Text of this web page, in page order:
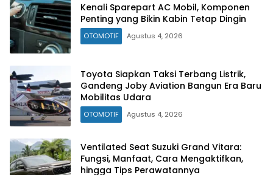
Kenali Sparepart AC Mobil, Komponen
Penting yang Bikin Kabin Tetap Dingin
OTOMOTIF Agustus 4, 2026
Toyota Siapkan Taksi Terbang Listrik,
Gandeng Joby Aviation Bangun Era Baru
Mobilitas Udara
OTOMOTIF Agustus 4, 2026
Ventilated Seat Suzuki Grand Vitara:
Fungsi, Manfaat, Cara Mengaktifkan,
hingga Tips Perawatannya